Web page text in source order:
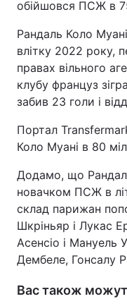
Тема оформлення
обійшовся ПСЖ в
Рандаль Коло
влітку 2022 року,
правах вільного
клубу француз
забив 23 голи і
Портал
Коло Муані в 80
Додамо, що
новачком ПСЖ в
склад парижан
Шкріньяр і Лукас
Асенсіо і Мануель
Дембеле, Гонсалу
Вас також